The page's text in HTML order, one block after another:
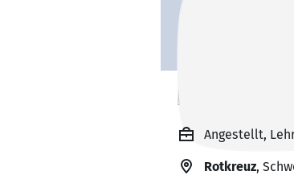
Ivana
Angestellt,
Rotkreuz,